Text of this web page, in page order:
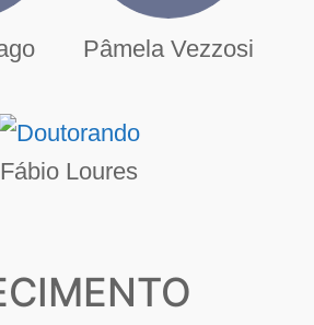
Pâmela Vezzosi
Fábio Loures